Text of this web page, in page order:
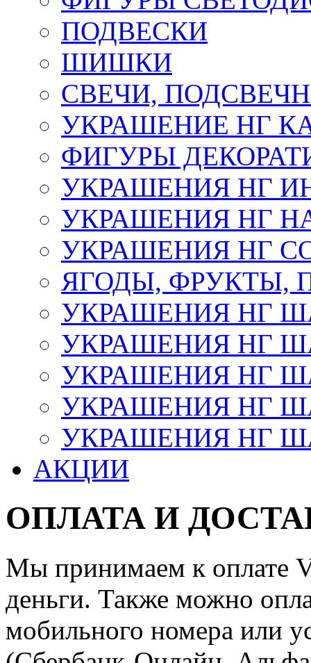
ПОДВЕСКИ
ШИШКИ
СВЕЧИ,
УКРАШЕНИЕ НГ
ФИГУРЫ
УКРАШЕНИЯ НГ
УКРАШЕНИЯ НГ
УКРАШЕНИЯ НГ
ЯГОДЫ, ФРУКТЫ,
УКРАШЕНИЯ НГ
УКРАШЕНИЯ НГ
УКРАШЕНИЯ НГ
УКРАШЕНИЯ НГ
УКРАШЕНИЯ НГ
АКЦИИ
ОПЛАТА И
Мы принимаем к оплате
деньги. Также можно
мобильного номера или